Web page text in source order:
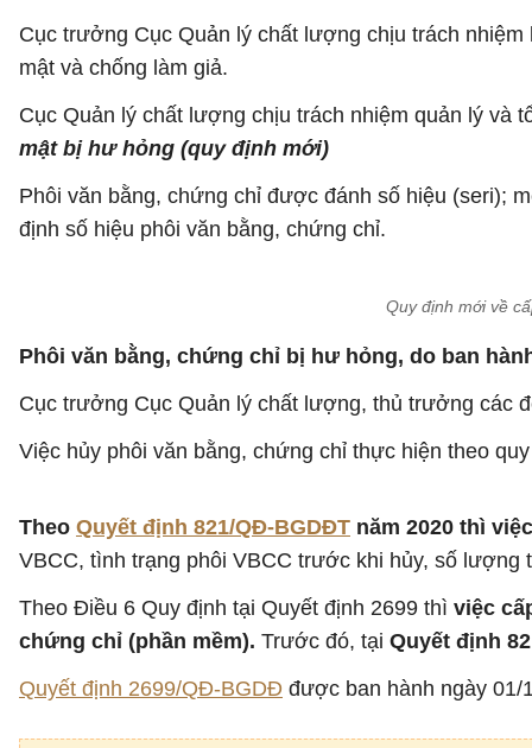
Cục trưởng Cục Quản lý chất lượng chịu trách
mật và chống làm giả.
Cục Quản lý chất lượng chịu trách nhiệm quản lý và
mật bị hư hỏng (quy định mới)
Phôi văn bằng, chứng chỉ được đánh số hiệu (seri);
định số hiệu phôi văn bằng, chứng chỉ.
Quy định mới về
Phôi văn bằng, chứng chỉ bị hư hỏng, do ban
Cục trưởng Cục Quản lý chất lượng, thủ trưởng các
Việc hủy phôi văn bằng, chứng chỉ thực hiện theo
Theo Quyết định 821/QĐ-BGDĐT năm 2020 thì
VBCC, tình trạng phôi VBCC trước khi hủy, số lượng
Theo Điều 6 Quy định tại Quyết định 2699 thì việc
chứng chỉ (phần mềm). Trước đó, tại Quyết định
Quyết định 2699/QĐ-BGDĐ được ban hành ngày 01/